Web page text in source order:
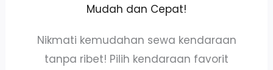
Mudah dan Cepat!
Nikmati kemudahan sewa kendaraan
tanpa ribet! Pilih kendaraan favorit